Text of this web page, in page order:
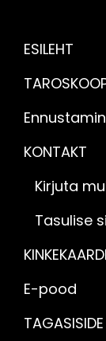
ESILEHT
KONTAKT
Kirjuta
Tasulise
E-pood
TAGASISIDE